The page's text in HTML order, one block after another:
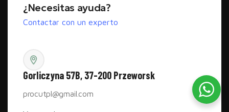
¿Necesitas ayuda?
Contactar con un experto
Gorliczyna 57B, 37-200 Przeworsk
procutpl@gmail.com